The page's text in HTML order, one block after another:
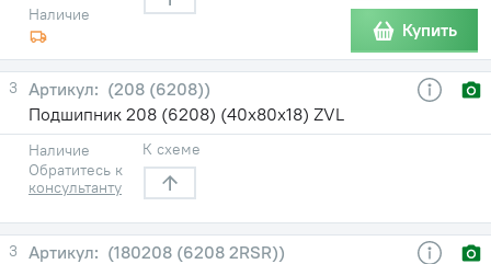
Наличие
Купить
3
(208 (6208))
Подшипник 208 (6208) (40х80х18) ZVL
Наличие
Обратитесь к
консультанту
К схеме
3
(180208 (6208 2RSR))